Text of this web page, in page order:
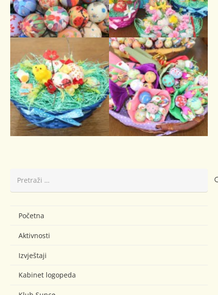
Početna
Aktivnosti
Izvještaji
Kabinet logopeda